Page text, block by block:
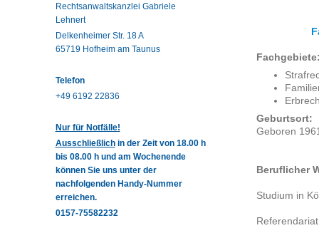
Geburtsort:
Geboren
Beruflicher
Studium in
Rechtsanwaltskanzlei Gabriele
Lehnert
Delkenheimer Str. 18 A
65719 Hofheim am Taunus
Telefon
+49 6192 22836
Nur für Notfälle!
Ausschließlichin der Zeit von 18.00 h
bis 08.00 h und am Wochenende
können Sie uns unter der
nachfolgenden Handy-Nummer
erreichen.
0157-75582232